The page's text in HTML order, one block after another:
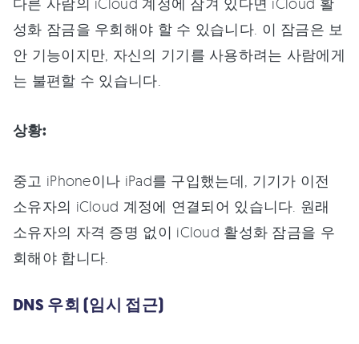
성화 잠금을 우회해야 할 수 있습니다. 이 잠금은 보
안 기능이지만, 자신의 기기를 사용하려는 사람에게
는 불편할 수 있습니다.
상황:
중고 iPhone이나 iPad를 구입했는데, 기기가 이전
소유자의 iCloud 계정에 연결되어 있습니다. 원래
소유자의 자격 증명 없이 iCloud 활성화 잠금을 우
회해야 합니다.
DNS 우회 (임시 접근)